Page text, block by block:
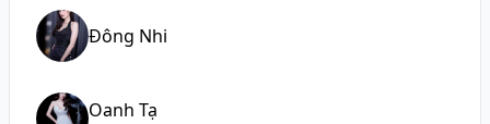
Đông Nhi
Oanh Tạ